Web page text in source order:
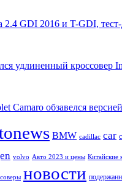
2.4 GDI 2016 и T-GDI,
удлиненный кроссовер
Camaro обзавелся
BMW cadillac car
volvo Авто 2023 и цены Китайские
новости